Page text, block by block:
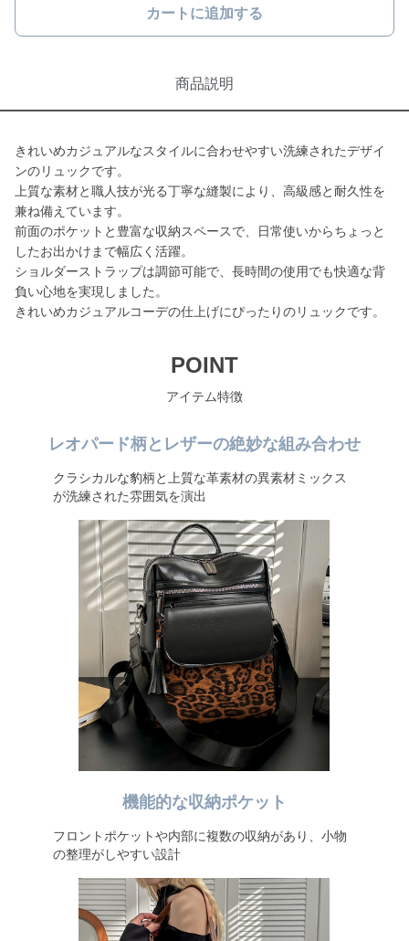
カートに追加する
商品説明
きれいめカジュアルなスタイルに合わせやすい洗練されたデザイ
ンのリュックです。
上質な素材と職人技が光る丁寧な縫製により、高級感と耐久性を
兼ね備えています。
前面のポケットと豊富な収納スペースで、日常使いからちょっと
したお出かけまで幅広く活躍。
ショルダーストラップは調節可能で、長時間の使用でも快適な背
負い心地を実現しました。
きれいめカジュアルコーデの仕上げにぴったりのリュックです。
POINT
アイテム特徴
レオパード柄とレザーの絶妙な組み合わせ
クラシカルな豹柄と上質な革素材の異素材ミックス
が洗練された雰囲気を演出
機能的な収納ポケット
フロントポケットや内部に複数の収納があり、小物
の整理がしやすい設計